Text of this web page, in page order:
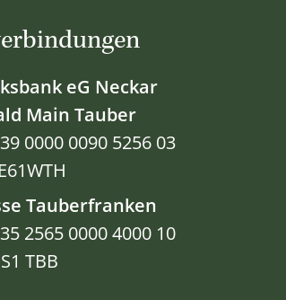
eG Neckar
Main Tauber
0000 0090 5256 03
Tauberfranken
2565 0000 4000 10
TBB